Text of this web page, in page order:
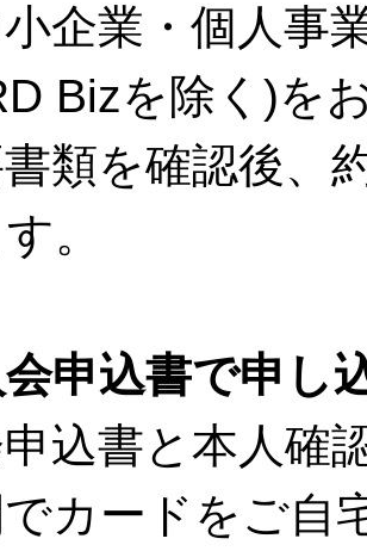
企業・個人事
Bizを除く)を
類を確認後、
。
会申込書で申し
申込書と本人確
カードをご自